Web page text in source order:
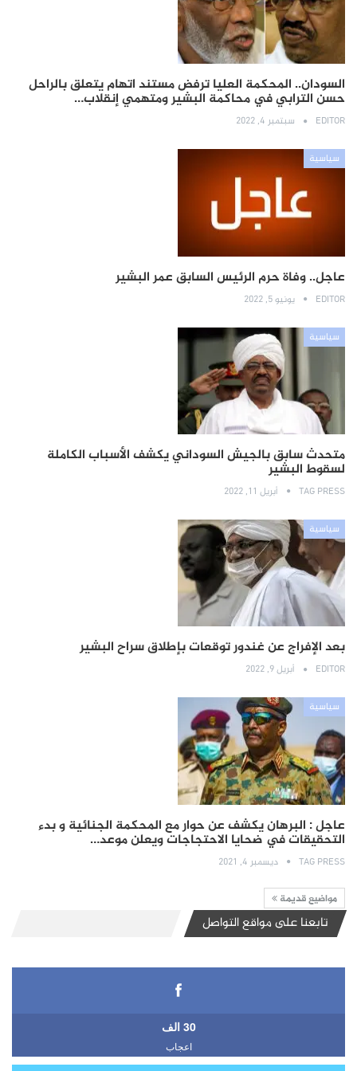
السودان.. المحكمة العليا ترفض مستند اتهام يتعلق بالراحل
حسن الترابي في محاكمة البشير ومتهمي إنقلاب…
EDITOR سبتمبر 4, 2022
سياسية
عاجل.. وفاة حرم الرئيس السابق عمر البشير
EDITOR يونيو 5, 2022
سياسية
متحدث سابق بالجيش السوداني يكشف الأسباب الكاملة
لسقوط البشير
TAG PRESS أبريل 11, 2022
سياسية
بعد الإفراج عن غندور توقعات بإطلاق سراح البشير
EDITOR أبريل 9, 2022
سياسية
عاجل : البرهان يكشف عن حوار مع المحكمة الجنائية و بدء
التحقيقات في ضحايا الاحتجاجات ويعلن موعد…
TAG PRESS ديسمبر 4, 2021
مواضيع قديمة
تابعنا على مواقع التواصل
30 الف
اعجاب